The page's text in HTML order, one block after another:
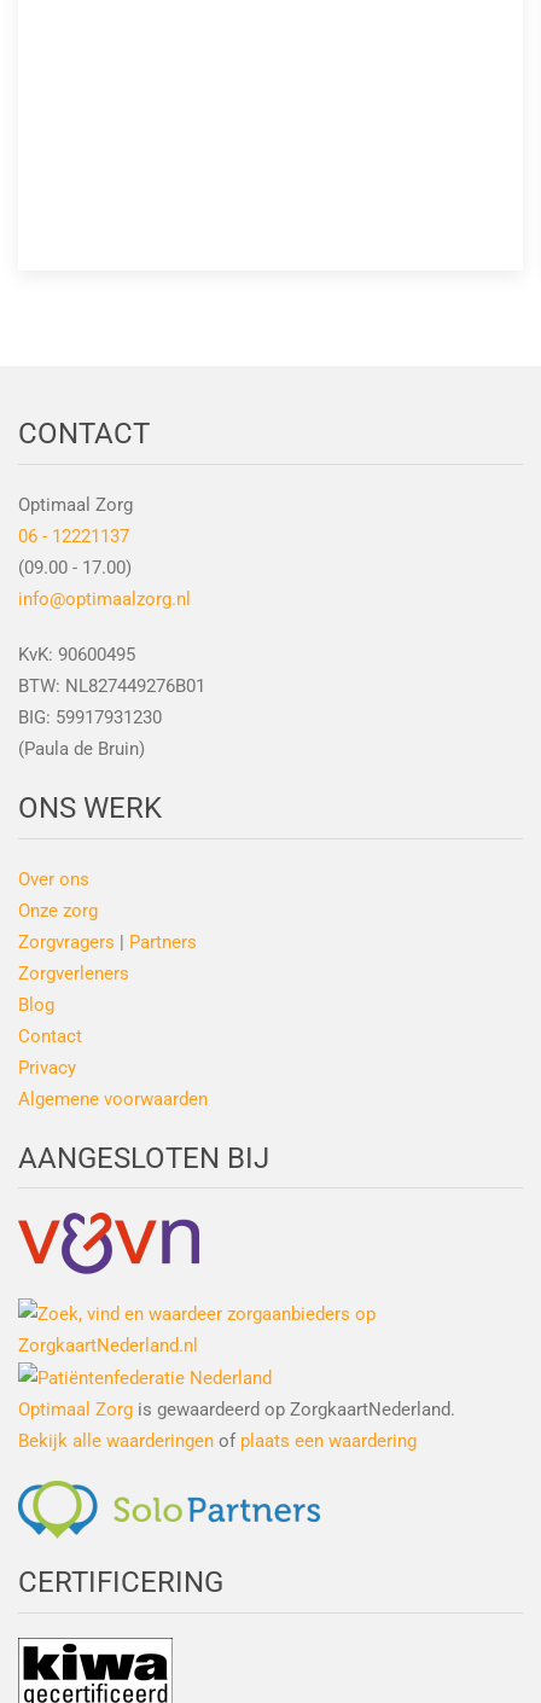
CONTACT
Optimaal Zorg
06 - 12221137
(09.00 - 17.00)
info@optimaalzorg.nl
KvK: 90600495
BTW: NL827449276B01
BIG: 59917931230
(Paula de Bruin)
ONS WERK
Over ons
Onze zorg
Zorgvragers | Partners
Zorgverleners
Blog
Contact
Privacy
Algemene voorwaarden
AANGESLOTEN BIJ
Optimaal Zorg is gewaardeerd op ZorgkaartNederland.
Bekijk alle waarderingen of plaats een waardering
CERTIFICERING